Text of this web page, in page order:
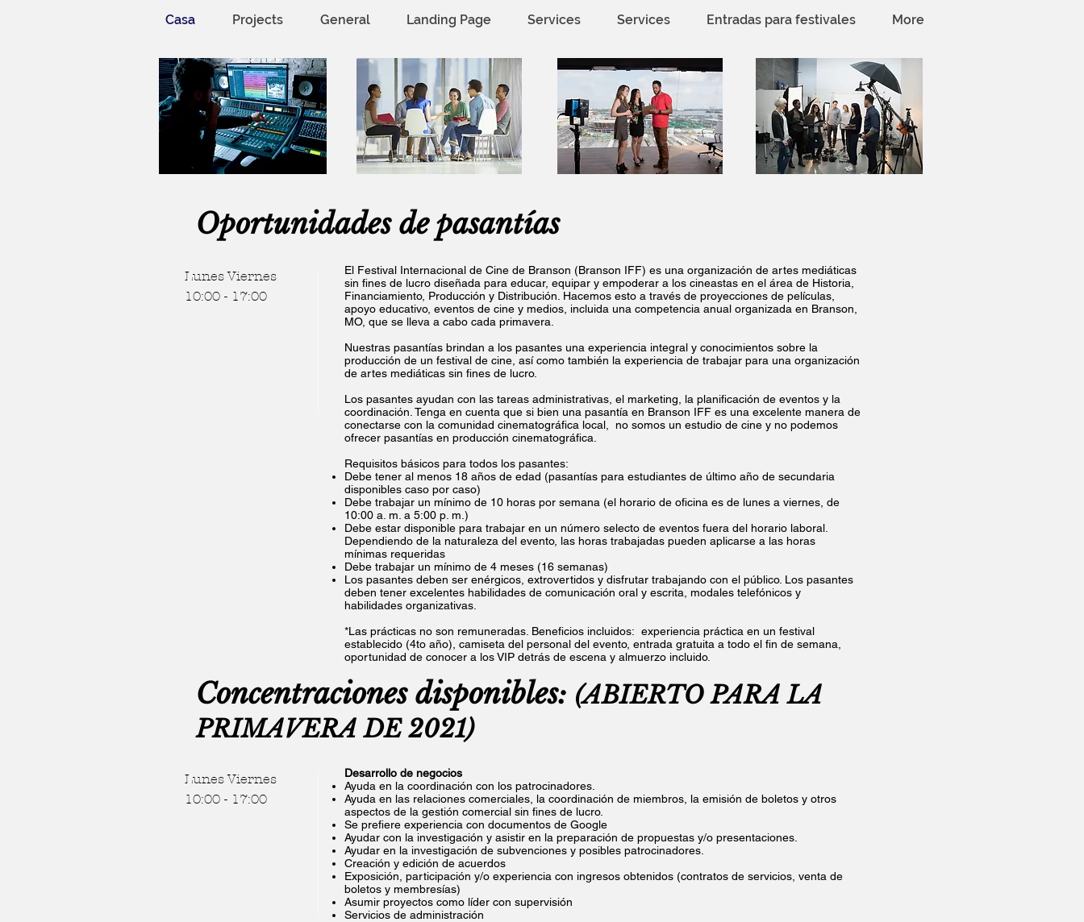
Casa Projects General Landing Page Services Services Entradas para festivales More
Oportunidades de pasantías
Lunes Viernes
10:00 - 17:00
El Festival Internacional de Cine de Branson (Branson IFF) es una organización de artes mediáticas
sin fines de lucro diseñada para educar, equipar y empoderar a los cineastas en el área de Historia,
Financiamiento, Producción y Distribución. Hacemos esto a través de proyecciones de películas,
apoyo educativo, eventos de cine y medios, incluida una competencia anual organizada en Branson,
MO, que se lleva a cabo cada primavera.
Nuestras pasantías brindan a los pasantes una experiencia integral y conocimientos sobre la
producción de un festival de cine, así como también la experiencia de trabajar para una organización
de artes mediáticas sin fines de lucro.
Los pasantes ayudan con las tareas administrativas, el marketing, la planificación de eventos y la
coordinación. Tenga en cuenta que si bien una pasantía en Branson IFF es una excelente manera de
conectarse con la comunidad cinematográfica local,
no somos un estudio de cine y no podemos
ofrecer pasantías en producción cinematográfica.
Requisitos básicos para todos los pasantes:
Debe tener al menos 18 años de edad (pasantías para estudiantes de último año de secundaria
disponibles caso por caso)
Debe trabajar un mínimo de 10 horas por semana (el horario de oficina es de lunes a viernes, de
10:00 a. m. a 5:00 p. m.)
Debe estar disponible para trabajar en un número selecto de eventos fuera del horario laboral.
Dependiendo de la naturaleza del evento, las horas trabajadas pueden aplicarse a las horas
mínimas requeridas
Debe trabajar un mínimo de 4 meses (16 semanas)
Los pasantes deben ser enérgicos, extrovertidos y disfrutar trabajando con el público. Los pasantes
deben tener excelentes habilidades de comunicación oral y escrita, modales telefónicos y
habilidades organizativas.
*Las prácticas no son remuneradas. Beneficios incluidos: experiencia práctica en un festival
establecido (4to año), camiseta del personal del evento, entrada gratuita a todo el fin de semana,
oportunidad de conocer a los VIP detrás de escena y almuerzo incluido.
Concentraciones disponibles: (ABIERTO PARA LA
PRIMAVERA DE 2021)
Lunes Viernes
10:00 - 17:00
Desarrollo de negocios
Ayuda en la coordinación con los patrocinadores.
Ayuda en las relaciones comerciales, la coordinación de miembros, la emisión de boletos y otros
aspectos de la gestión comercial sin fines de lucro.
Se prefiere experiencia con documentos de Google
Ayudar con la investigación y asistir en la preparación de propuestas y/o presentaciones.
Ayudar en la investigación de subvenciones y posibles patrocinadores.
Creación y edición de acuerdos
Exposición, participación y/o experiencia con ingresos obtenidos (contratos de servicios, venta de
boletos y membresías)
Asumir proyectos como líder con supervisión
Servicios de administración